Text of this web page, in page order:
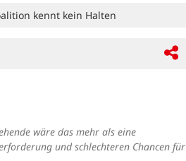
kennt kein Halten
wäre das mehr als eine
und schlechteren Chancen für